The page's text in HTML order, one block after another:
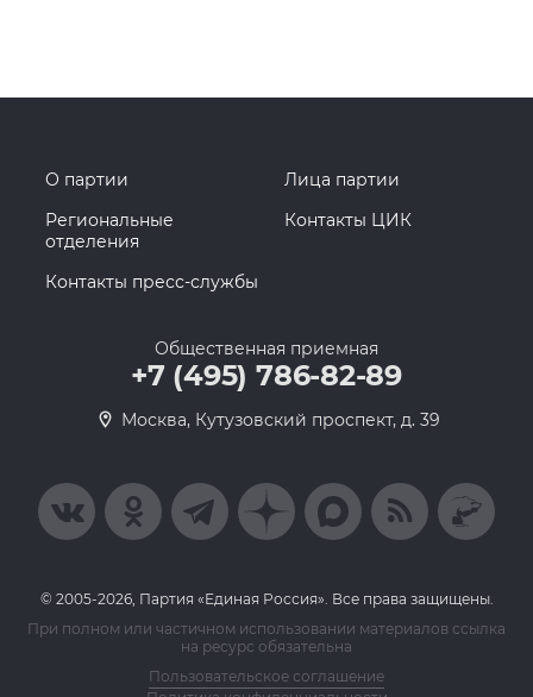
О партии
Лица партии
Региональные
отделения
Контакты ЦИК
Контакты пресс-службы
Общественная приемная
+7 (495) 786-82-89
Москва, Кутузовский проспект, д. 39
© 2005-2026, Партия «Единая Россия». Все права защищены.
При полном или частичном использовании материалов ссылка
на ресурс обязательна
Пользовательское соглашение